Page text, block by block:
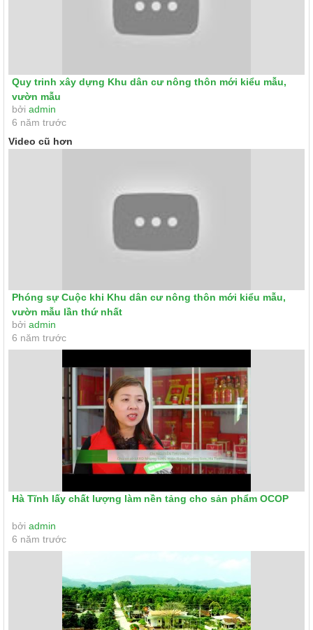
Quy trinh xây dựng Khu dân cư nông thôn mới kiểu mẫu,
vườn mẫu
bởi admin
6 năm trước
Video cũ hơn
Phóng sự Cuộc khi Khu dân cư nông thôn mới kiểu mẫu,
vườn mẫu lần thứ nhất
bởi admin
6 năm trước
Hà Tĩnh lấy chất lượng làm nền tảng cho sản phẩm OCOP
bởi admin
6 năm trước